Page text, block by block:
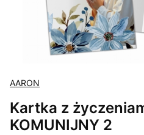
AARON
Kartka z
KOMUNIJNY 2